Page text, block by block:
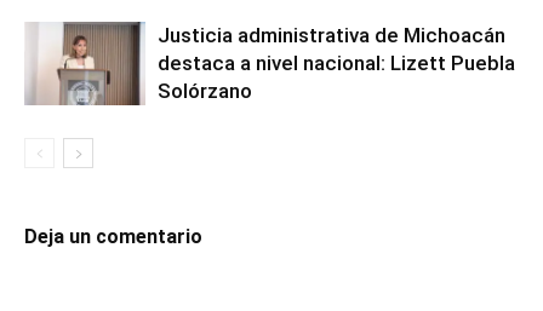
Justicia administrativa de Michoacán
destaca a nivel nacional: Lizett Puebla
Solórzano
Deja un comentario